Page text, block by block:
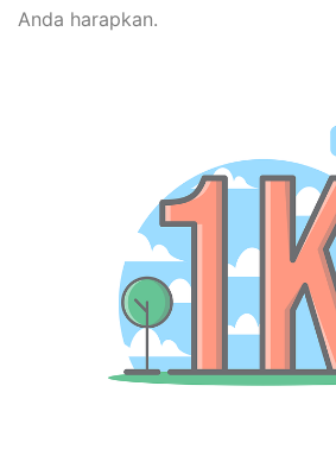
Anda harapkan.